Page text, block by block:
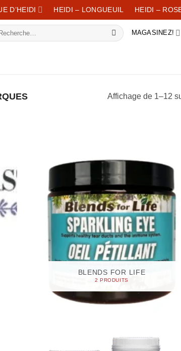
D’HEIDI HEIDI – LONGUEUIL HEIDI –
MAGASINEZ!
Affichage de 1–12
BLENDS FOR LIFE
2 PRODUITS